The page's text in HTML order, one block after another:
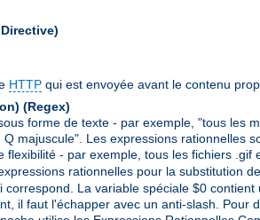
HTTP qui est envoyée avant le contenu
(Regex)
forme de texte - par exemple, "tous les
majuscule". Les expressions rationnelles
flexibilité - par exemple, tous les fichiers
rationnelles pour la substitution
La variable spéciale $0
il faut l'échapper avec un anti-slash.